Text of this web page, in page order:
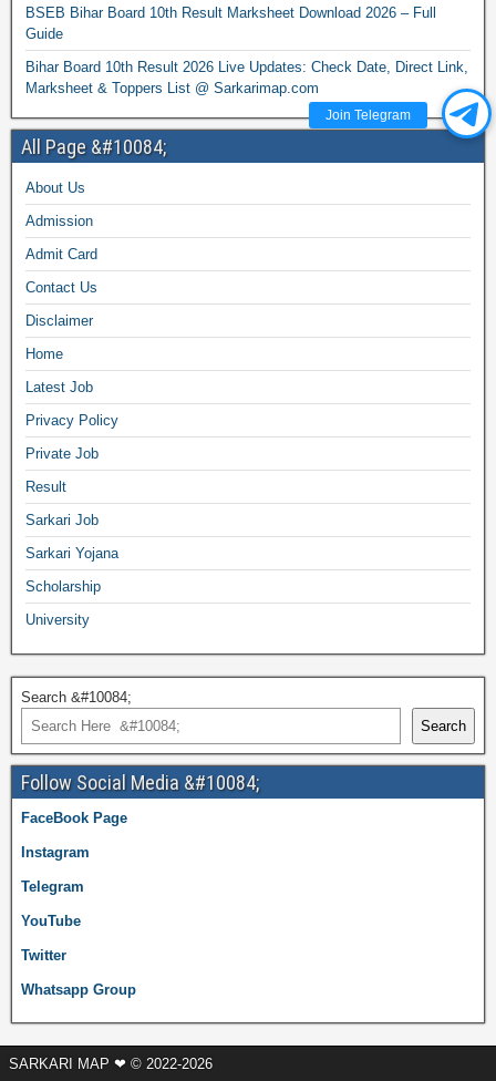
Join Telegram
BSEB Bihar Board 10th Result Marksheet Download 2026 – Full
Guide
Bihar Board 10th Result 2026 Live Updates: Check Date, Direct Link,
Marksheet & Toppers List @ Sarkarimap.com
All Page &#10084;
About Us
Admission
Admit Card
Contact Us
Disclaimer
Home
Latest Job
Privacy Policy
Private Job
Result
Sarkari Job
Sarkari Yojana
Scholarship
University
Search &#10084;
Search
Follow Social Media &#10084;
FaceBook Page
Instagram
Telegram
YouTube
Twitter
Whatsapp Group
SARKARI MAP ❤ © 2022-2026